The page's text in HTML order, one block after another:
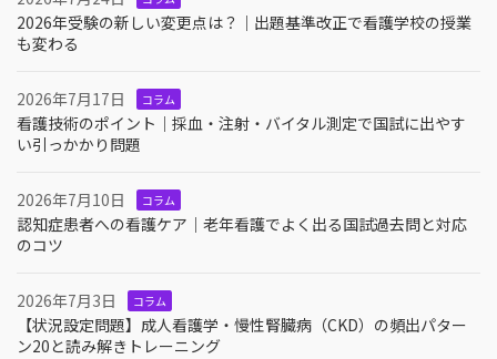
2026年受験の新しい変更点は？｜出題基準改正で看護学校の授業
も変わる
2026年7月17日 コラム
看護技術のポイント｜採血・注射・バイタル測定で国試に出やす
い引っかかり問題
2026年7月10日 コラム
認知症患者への看護ケア｜老年看護でよく出る国試過去問と対応
のコツ
2026年7月3日 コラム
【状況設定問題】成人看護学・慢性腎臓病（CKD）の頻出パター
ン20と読み解きトレーニング